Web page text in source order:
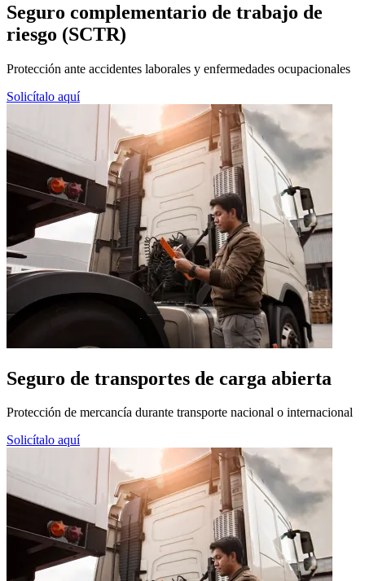
Seguro complementario de trabajo de
riesgo (SCTR)
Protección ante accidentes laborales y enfermedades ocupacionales
Solicítalo aquí
Seguro de transportes de carga abierta
Protección de mercancía durante transporte nacional o internacional
Solicítalo aquí